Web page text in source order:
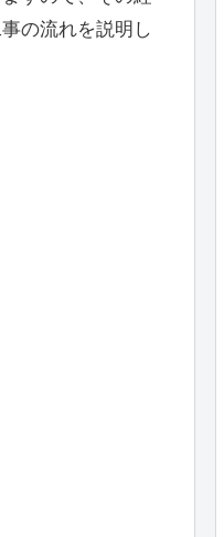
の流れを説明し